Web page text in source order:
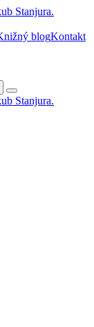
blogKontakt